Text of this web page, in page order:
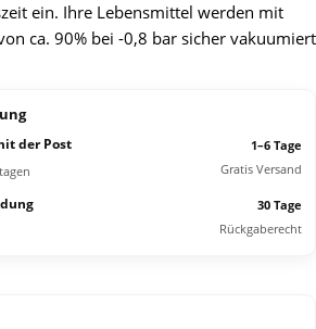
ein. Ihre Lebensmittel werden mit
ca. 90% bei -0,8 bar sicher vakuumiert
der Post
1–6 Tage
Gratis Versand
30 Tage
Rückgaberecht